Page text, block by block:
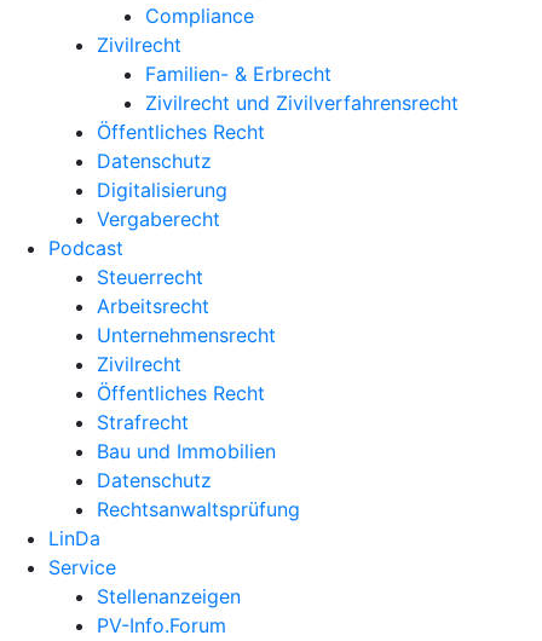
Compliance
Zivilrecht
Familien- & Erbrecht
Zivilrecht und Zivilverfahrensrecht
Öffentliches Recht
Datenschutz
Digitalisierung
Vergaberecht
Podcast
Steuerrecht
Arbeitsrecht
Unternehmens­recht
Zivilrecht
Öffentliches Recht
Strafrecht
Bau und Immobilien
Datenschutz
Rechtsanwalts­prüfung
LinDa
Service
Stellenanzeigen
PV-Info.Forum